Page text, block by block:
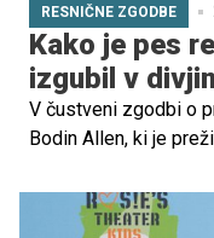
RESNIČNE ZGODBE
Kako je pes
izgubil v
V čustveni zgodbi o
Bodin Allen, ki je
na varno. Ta srčna
neverjetno moč vezi